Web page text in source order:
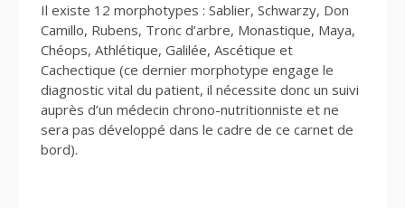
Il existe 12 morphotypes : Sablier, Schwarzy, Don
Camillo, Rubens, Tronc d’arbre, Monastique, Maya,
Chéops, Athlétique, Galilée, Ascétique et
Cachectique (ce dernier morphotype engage le
diagnostic vital du patient, il nécessite donc un suivi
auprès d’un médecin chrono-nutritionniste et ne
sera pas développé dans le cadre de ce carnet de
bord).